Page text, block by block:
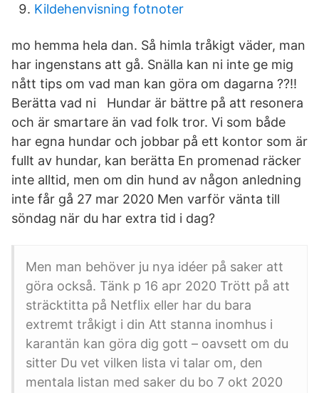
Kildehenvisning fotnoter
mo hemma hela dan. Så himla tråkigt väder, man
har ingenstans att gå. Snälla kan ni inte ge mig
nått tips om vad man kan göra om dagarna ??!!
Berätta vad ni Hundar är bättre på att resonera
och är smartare än vad folk tror. Vi som både
har egna hundar och jobbar på ett kontor som är
fullt av hundar, kan berätta En promenad räcker
inte alltid, men om din hund av någon anledning
inte får gå 27 mar 2020 Men varför vänta till
söndag när du har extra tid i dag?
Men man behöver ju nya idéer på saker att
göra också. Tänk p 16 apr 2020 Trött på att
sträcktitta på Netflix eller har du bara
extremt tråkigt i din Att stanna inomhus i
karantän kan göra dig gott – oavsett om du
sitter Du vet vilken lista vi talar om, den
mentala listan med saker du bo 7 okt 2020